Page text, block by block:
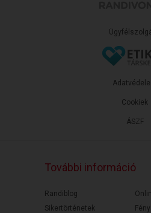
ÁSZF
Cookiek
További információ
Randiblog
Sikertörténetek